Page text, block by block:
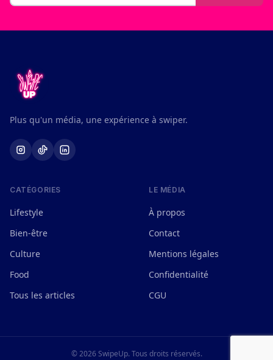
Plus qu'un média, une expérience à swiper.
CATÉGORIES
Lifestyle
Bien-être
Culture
Food
Tous les articles
LE MÉDIA
À propos
Contact
Mentions légales
Confidentialité
CGU
© 2026 SwipeUp. Tous droits réservés.